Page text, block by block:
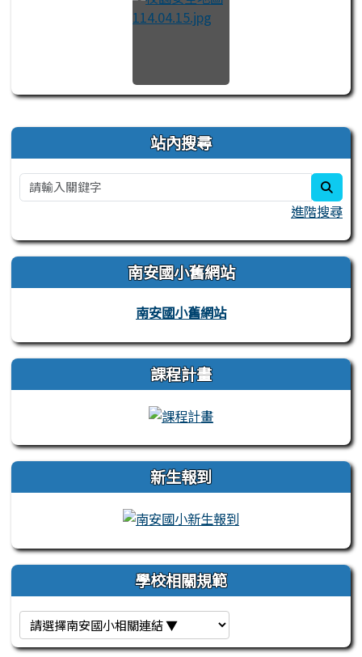
右邊區域內容 站內搜尋
進階搜尋
南安國小舊網站
南安國小舊網站
課程計畫
新生報到
學校相關規範